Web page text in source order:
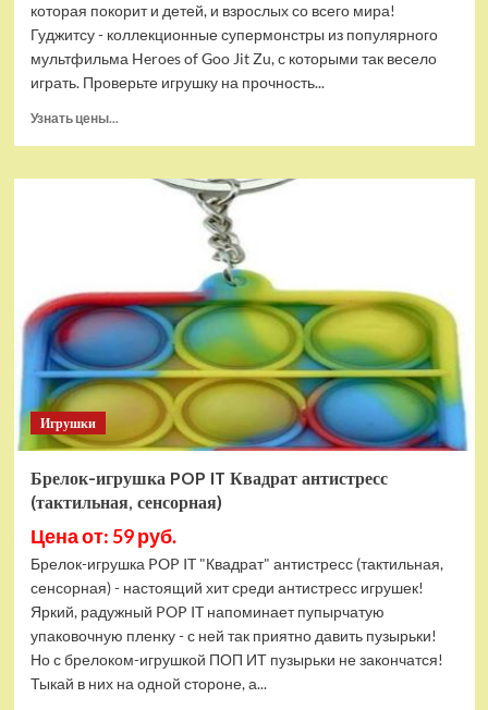
которая покорит и детей, и взрослых со всего мира!
Гуджитсу - коллекционные супермонстры из популярного
мультфильма Heroes of Goo Jit Zu, с которыми так весело
играть. Проверьте игрушку на прочность...
Узнать цены...
Тянущаяся
Паук
Водная
Игрушки
Брелок-игрушка POP IT Квадрат антистресс
(тактильная, сенсорная)
Цена от: 59 руб.
Брелок-игрушка POP IT "Квадрат" антистресс (тактильная,
сенсорная) - настоящий хит среди антистресс игрушек!
Яркий, радужный POP IT напоминает пупырчатую
упаковочную пленку - с ней так приятно давить пузырьки!
Но с брелоком-игрушкой ПОП ИТ пузырьки не закончатся!
Тыкай в них на одной стороне, а...